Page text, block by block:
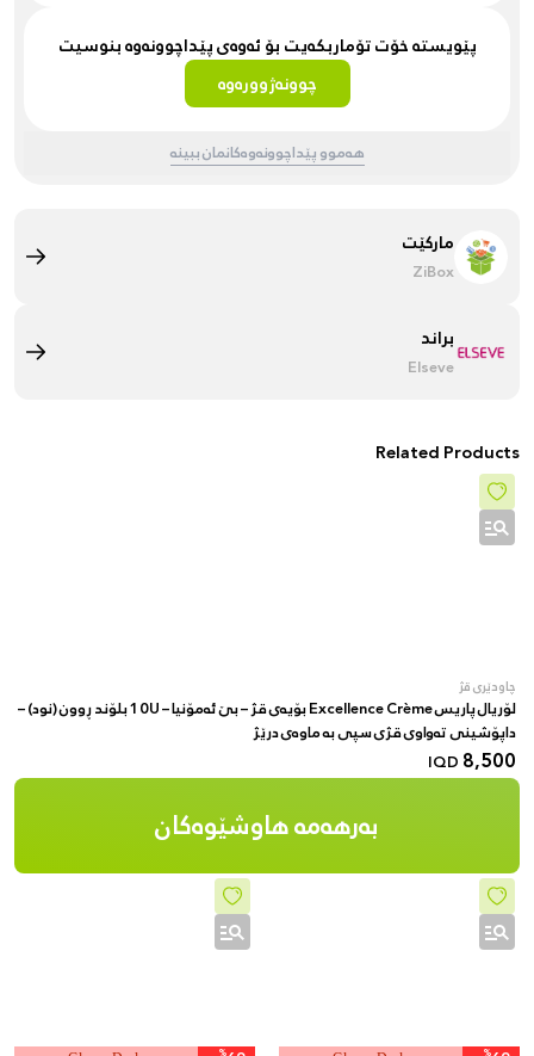
پێویستە خۆت تۆماربکەیت بۆ ئەوەی پێداچوونەوە بنوسیت
چوونەژوورەوە
هەموو پێداچوونەوەکانمان ببینە
مارکێت
ZiBox
براند
Elseve
Related Products
چاودێری قژ
لۆریال پاریس Excellence Crème بۆیەی قژ – بێ ئەمۆنیا – 10U بلۆند ڕوون (نود) –
داپۆشینی تەواوی قژی سپی بە ماوەی درێژ
8,500
IQD
بەرهەمە هاوشێوەکان